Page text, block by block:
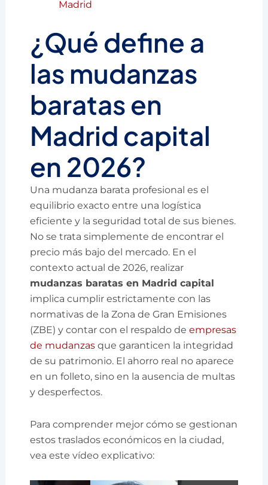
Madrid
¿Qué define a
las mudanzas
baratas en
Madrid capital
en 2026?
Una mudanza barata profesional es el
equilibrio exacto entre una logística
eficiente y la seguridad total de sus bienes.
No se trata simplemente de encontrar el
precio más bajo del mercado. En el
contexto actual de 2026, realizar
mudanzas baratas en Madrid capital
implica cumplir estrictamente con las
normativas de la Zona de Gran Emisiones
(ZBE) y contar con el respaldo deempresas
de mudanzas que garanticen la integridad
de su patrimonio. El ahorro real no aparece
en un folleto, sino en la ausencia de multas
y desperfectos.
Para comprender mejor cómo se gestionan
estos traslados económicos en la ciudad,
vea este vídeo explicativo: